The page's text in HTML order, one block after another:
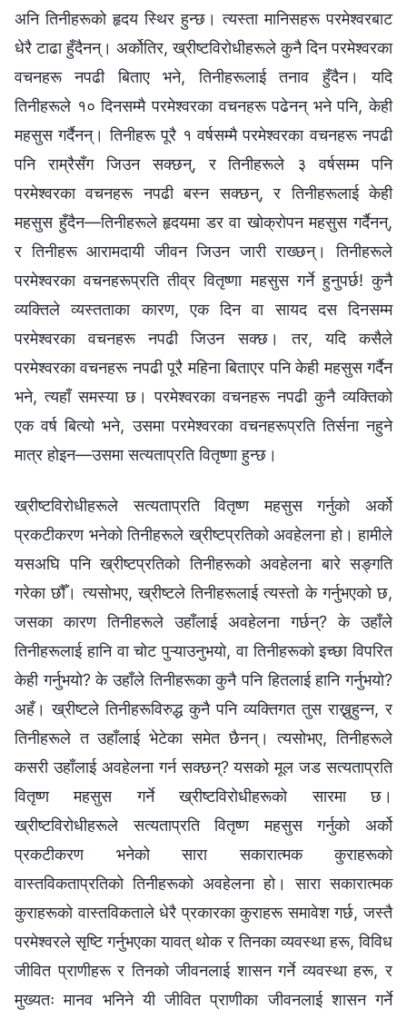
अनि तिनीहरूको हृदय स्थिर हुन्छ। त्यस्ता मानिसहरू परमेश्वरबाट
धेरै टाढा हुँदैनन्। अर्कोतिर, ख्रीष्टविरोधीहरूले कुनै दिन परमेश्वरका
वचनहरू नपढी बिताए भने, तिनीहरूलाई तनाव हुँदैन। यदि
तिनीहरूले १० दिनसम्मै परमेश्वरका वचनहरू पढेनन् भने पनि, केही
महसुस गर्दैनन्। तिनीहरू पूरै १ वर्षसम्मै परमेश्वरका वचनहरू नपढी
पनि राम्रैसँग जिउन सक्छन्, र तिनीहरूले ३ वर्षसम्म पनि
परमेश्वरका वचनहरू नपढी बस्न सक्छन्, र तिनीहरूलाई केही
महसुस हुँदैन—तिनीहरूले हृदयमा डर वा खोक्रोपन महसुस गर्दैनन्,
र तिनीहरू आरामदायी जीवन जिउन जारी राख्छन्। तिनीहरूले
परमेश्वरका वचनहरूप्रति तीव्र वितृष्णा महसुस गर्ने हुनुपर्छ! कुनै
व्यक्तिले व्यस्तताका कारण, एक दिन वा सायद दस दिनसम्म
परमेश्वरका वचनहरू नपढी जिउन सक्छ। तर, यदि कसैले
परमेश्वरका वचनहरू नपढी पूरै महिना बिताएर पनि केही महसुस गर्दैन
भने, त्यहाँ समस्या छ। परमेश्वरका वचनहरू नपढी कुनै व्यक्तिको
एक वर्ष बित्यो भने, उसमा परमेश्वरका वचनहरूप्रति तिर्सना नहुने
मात्र होइन—उसमा सत्यताप्रति वितृष्णा हुन्छ।
ख्रीष्टविरोधीहरूले सत्यताप्रति वितृष्ण महसुस गर्नुको अर्को
प्रकटीकरण भनेको तिनीहरूले ख्रीष्टप्रतिको अवहेलना हो। हामीले
यसअघि पनि ख्रीष्टप्रतिको तिनीहरूको अवहेलना बारे सङ्गति
गरेका छौँ। त्यसोभए, ख्रीष्टले तिनीहरूलाई त्यस्तो के गर्नुभएको छ,
जसका कारण तिनीहरूले उहाँलाई अवहेलना गर्छन्? के उहाँले
तिनीहरूलाई हानि वा चोट पुऱ्याउनुभयो, वा तिनीहरूको इच्छा विपरित
केही गर्नुभयो? के उहाँले तिनीहरूका कुनै पनि हितलाई हानि गर्नुभयो?
अहँ। ख्रीष्टले तिनीहरूविरुद्ध कुनै पनि व्यक्तिगत तुस राख्नुहुन्न, र
तिनीहरूले त उहाँलाई भेटेका समेत छैनन्। त्यसोभए, तिनीहरूले
कसरी उहाँलाई अवहेलना गर्न सक्छन्? यसको मूल जड सत्यताप्रति
वितृष्ण महसुस गर्ने ख्रीष्टविरोधीहरूको सारमा छ।
ख्रीष्टविरोधीहरूले सत्यताप्रति वितृष्ण महसुस गर्नुको अर्को
प्रकटीकरण भनेको सारा सकारात्मक कुराहरूको
वास्तविकताप्रतिको तिनीहरूको अवहेलना हो। सारा सकारात्मक
कुराहरूको वास्तविकताले धेरै प्रकारका कुराहरू समावेश गर्छ, जस्तै
परमेश्वरले सृष्टि गर्नुभएका यावत् थोक र तिनका व्यवस्था हरू, विविध
जीवित प्राणीहरू र तिनको जीवनलाई शासन गर्ने व्यवस्था हरू, र
मुख्यतः मानव भनिने यी जीवित प्राणीका जीवनलाई शासन गर्ने